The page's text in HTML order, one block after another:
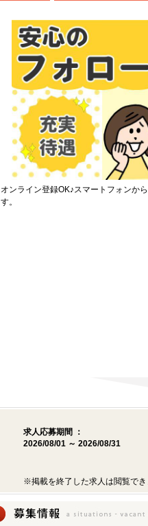
オンライン登録OK♪スマートフォンか
す。
求人応募期間 ：
2026/08/01 ～ 2026/08/31
※掲載を終了した求人は閲覧でき